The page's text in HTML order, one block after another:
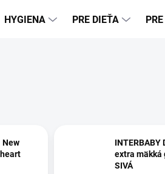
HYGIENA PRE DIEŤA
New
INTERBABY Deka
extra mäkká
SIVÁ